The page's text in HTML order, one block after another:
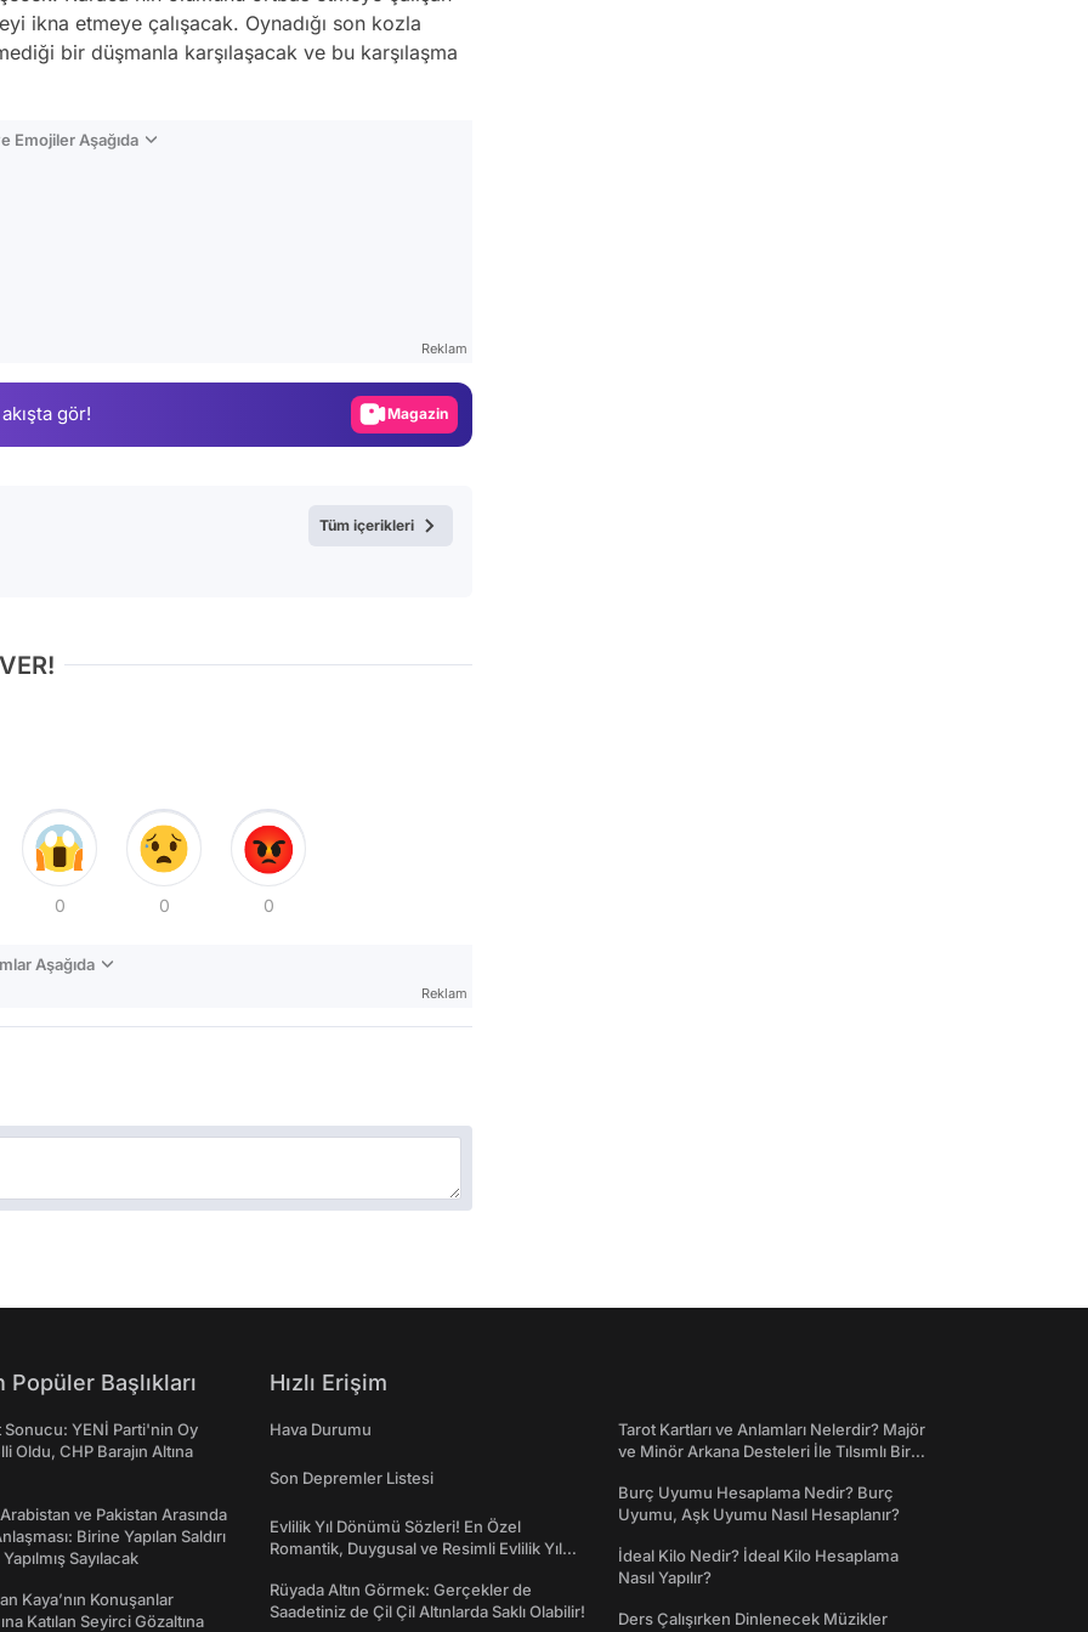
ikna etmeye çalışacak. Oynadığı son kozla
bir düşmanla karşılaşacak ve bu karşılaşma
Emojiler Aşağıda
Reklam
gör! Magazin
Tüm içerikleri
0 0 0
Aşağıda
Reklam
Popüler Başlıkları
Sonucu: YENİ Parti'nin Oy
Oldu, CHP Barajın Altına
ve Pakistan Arasında
Birine Yapılan Saldırı
Sayılacak
Kaya’nın Konuşanlar
Katılan Seyirci Gözaltına
Hızlı Erişim
Hava Durumu
Son Depremler Listesi
Evlilik Yıl Dönümü Sözleri! En Özel
Romantik, Duygusal ve Resimli Evlilik Yıl
Rüyada Altın Görmek: Gerçekler de
Saadetiniz de Çil Çil Altınlarda Saklı Olabilir!
Tarot Kartları ve Anlamları Nelerdir? Majör
ve Minör Arkana Desteleri İle Tılsımlı Bir
Burç Uyumu Hesaplama Nedir? Burç
Uyumu, Aşk Uyumu Nasıl Hesaplanır?
İdeal Kilo Nedir? İdeal Kilo Hesaplama
Nasıl Yapılır?
Ders Çalışırken Dinlenecek Müzikler